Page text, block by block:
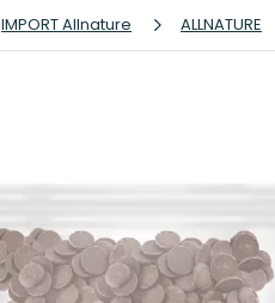
IMPORT Allnature ALLNATURE